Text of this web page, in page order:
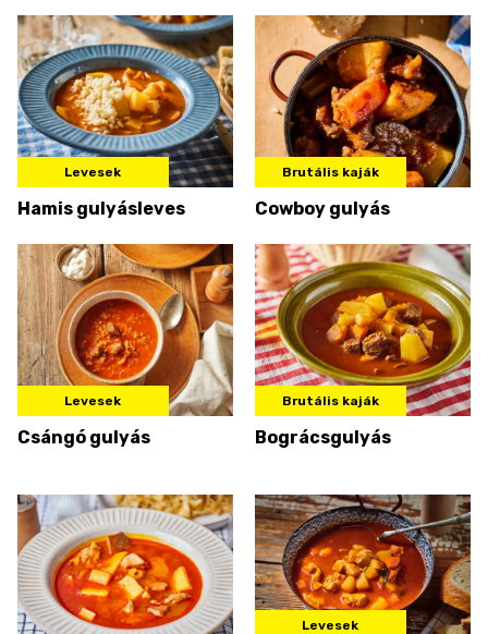
Levesek
Hamis gulyásleves
Brutális kaják
Cowboy gulyás
Levesek
Csángó gulyás
Brutális kaják
Bográcsgulyás
Levesek